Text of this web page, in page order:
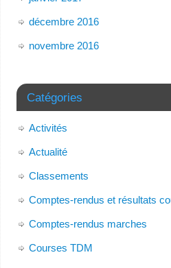
décembre 2016
novembre 2016
Catégories
Activités
Actualité
Classements
Comptes-rendus et résultats
Comptes-rendus marches
Courses TDM